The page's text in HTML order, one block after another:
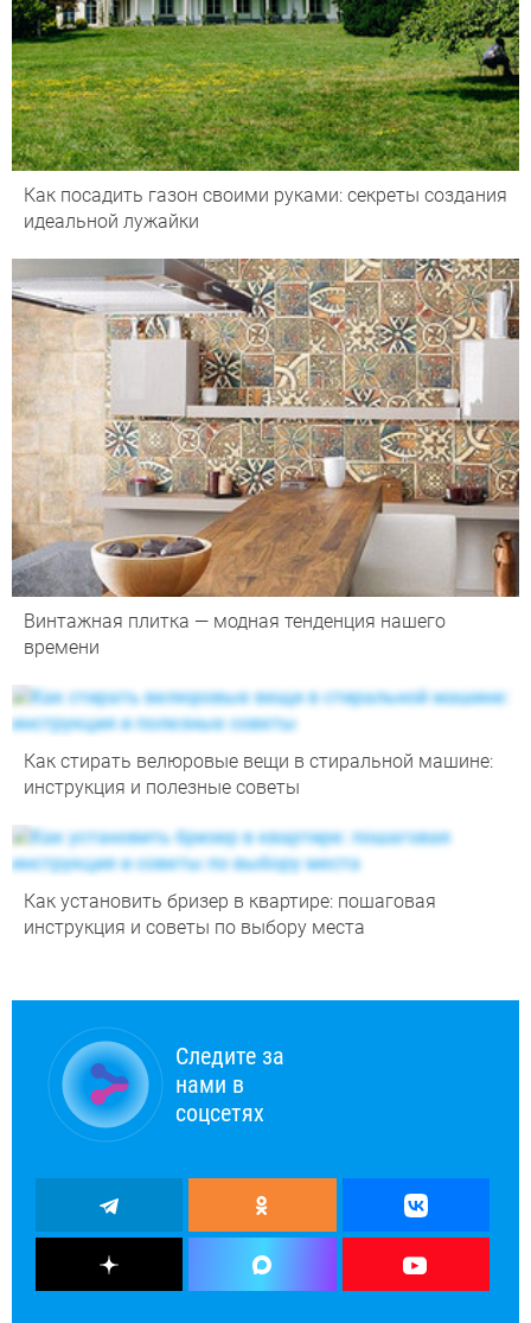
Как посадить газон своими руками: секреты создания
идеальной лужайки
Винтажная плитка — модная тенденция нашего
времени
Как стирать велюровые вещи в стиральной машине:
инструкция и полезные советы
Как установить бризер в квартире: пошаговая
инструкция и советы по выбору места
Следите за
нами в
соцсетях